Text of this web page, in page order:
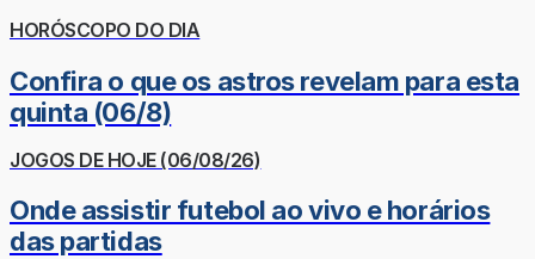
HORÓSCOPO DO DIA
Confira o que os astros revelam para esta
quinta (06/8)
JOGOS DE HOJE (06/08/26)
Onde assistir futebol ao vivo e horários
das partidas